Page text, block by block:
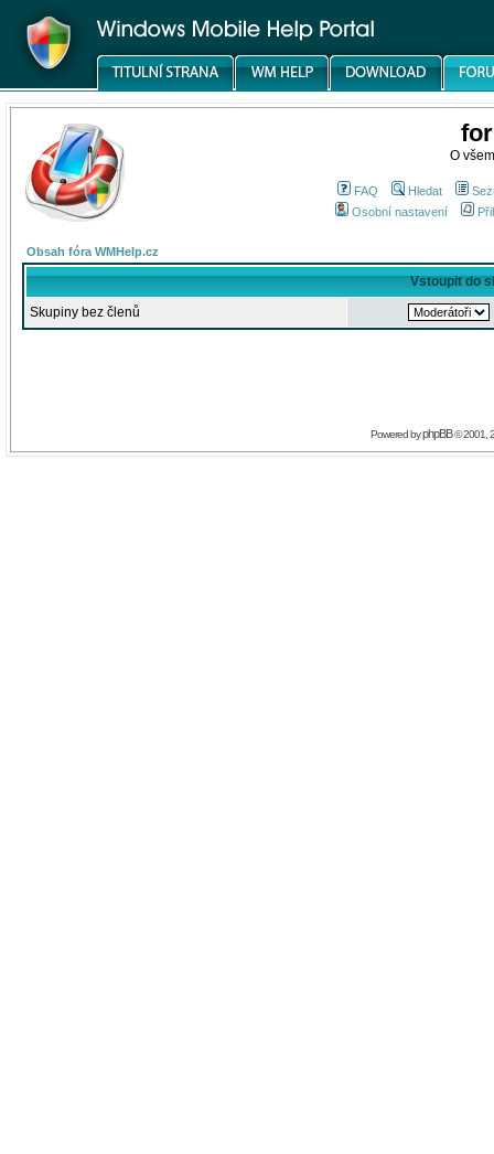
O
FAQ Hledat
Osobní nastavení
Obsah fóra WMHelp.cz
Vstoupit do
Skupiny bez členů
Powered byphpBB© 2001,